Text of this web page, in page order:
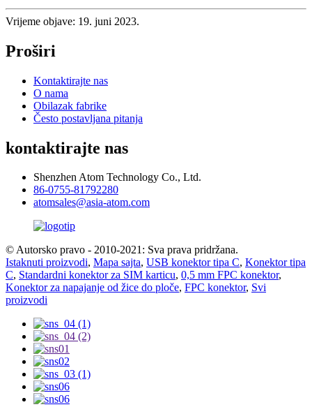
Vrijeme objave: 19. juni 2023.
Proširi
Kontaktirajte nas
O nama
Obilazak fabrike
Često postavljana pitanja
kontaktirajte nas
Shenzhen Atom Technology Co., Ltd.
86-0755-81792280
atomsales@asia-atom.com
© Autorsko pravo - 2010-2021: Sva prava pridržana.
Istaknuti proizvodi, Mapa sajta, USB konektor tipa C, Konektor tipa
C, Standardni konektor za SIM karticu, 0,5 mm FPC konektor,
Konektor za napajanje od žice do ploče, FPC konektor, Svi
proizvodi